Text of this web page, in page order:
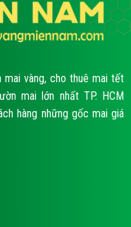
mai vàng, cho thuê mai tết
mai lớn nhất TP. HCM
hàng những gốc mai giá